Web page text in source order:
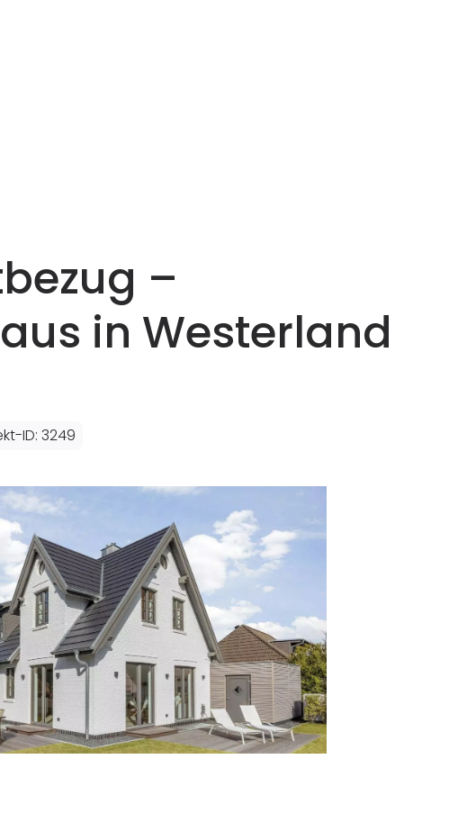
–
in Westerland
ID: 3249